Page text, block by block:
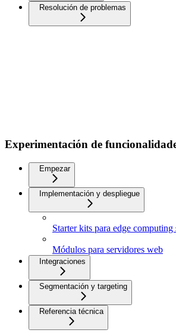
Resolución de problemas
Experimentación de
Empezar
Implementación y despliegue
Starter kits para edge computing
Módulos para servidores web
Integraciones
Segmentación y targeting
Referencia técnica